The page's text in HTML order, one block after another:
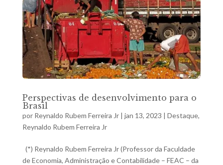
Perspectivas de desenvolvimento para o
Brasil
por Reynaldo Rubem Ferreira Jr| jan 13, 2023 | Destaque,
Reynaldo Rubem Ferreira Jr
(*) Reynaldo Rubem Ferreira Jr (Professor da Faculdade
de Economia, Administração e Contabilidade – FEAC – da